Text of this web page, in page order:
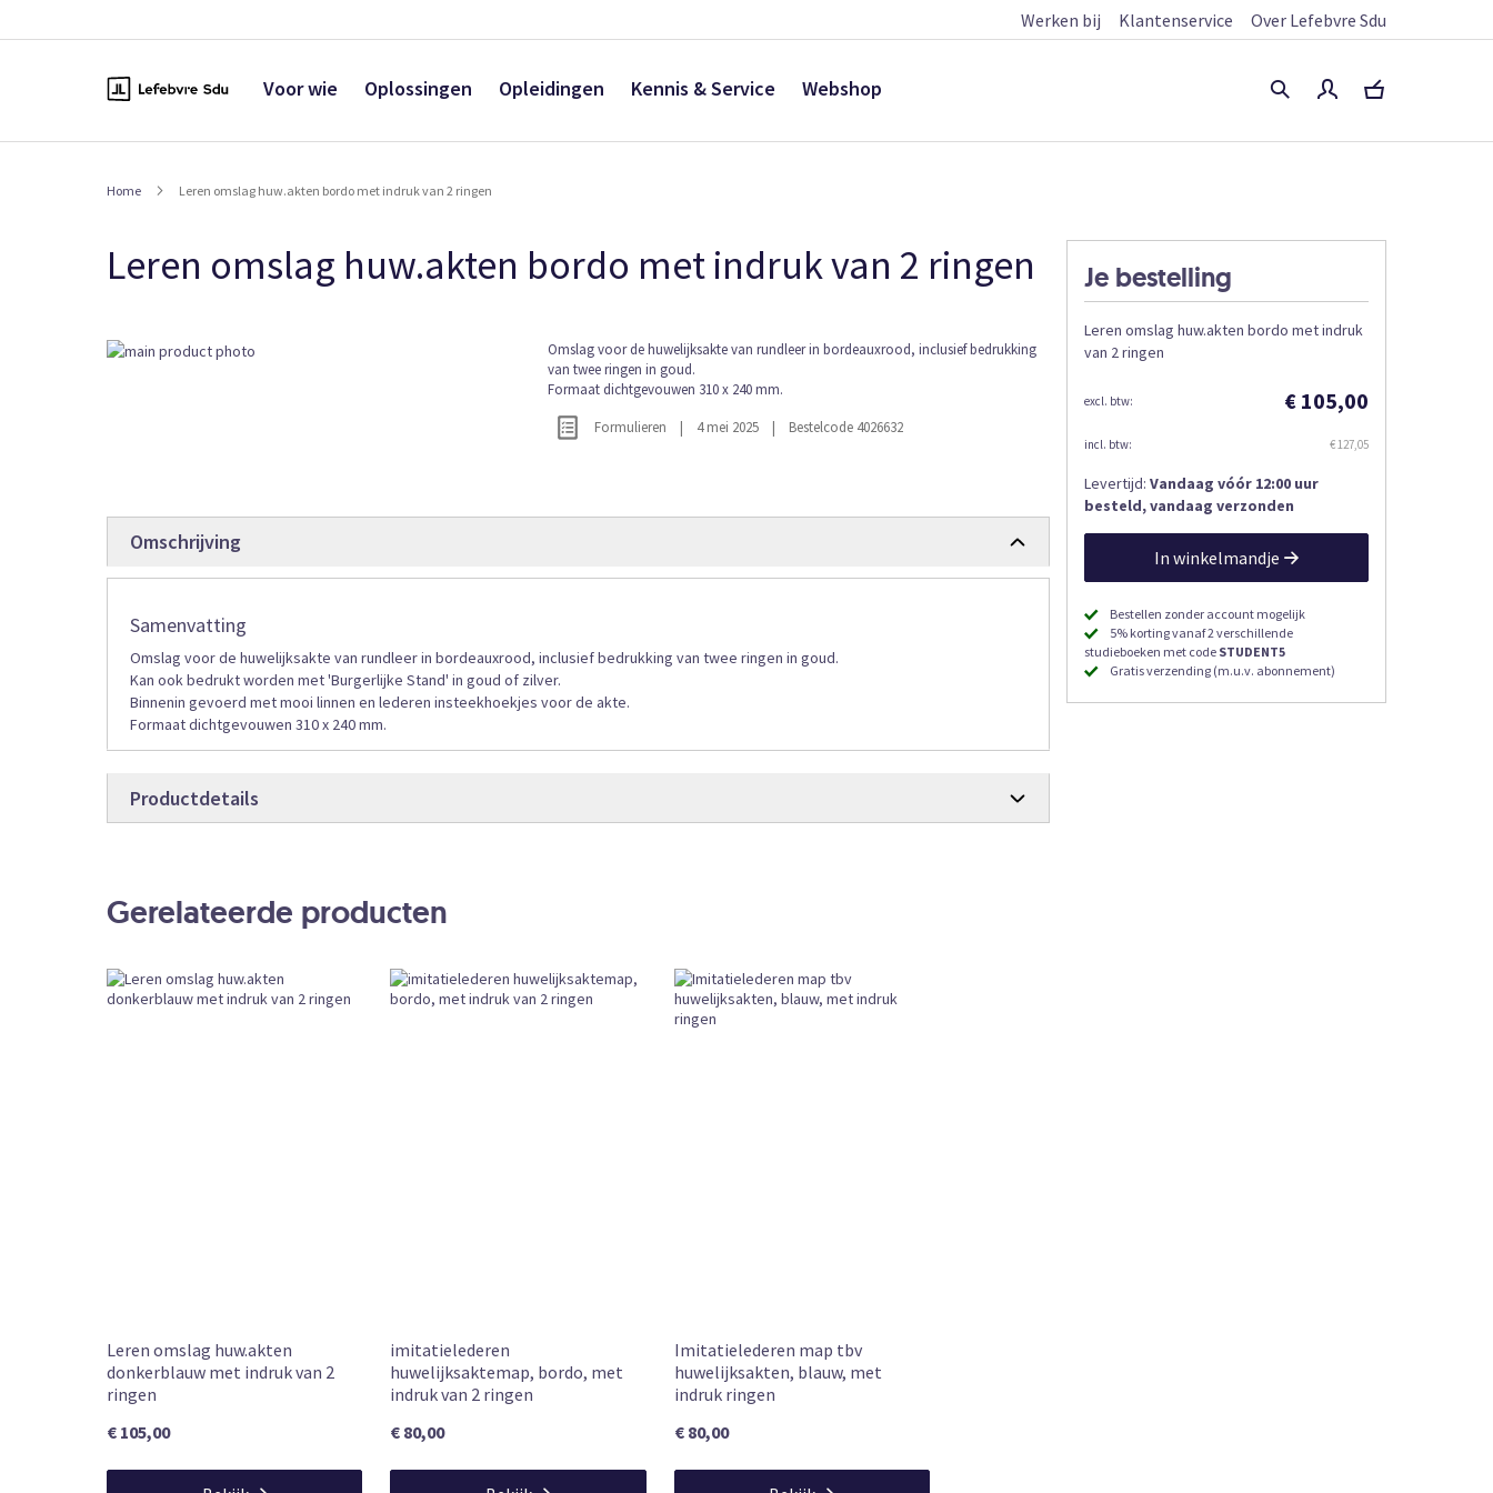
Werken bij Klantenservice Over Lefebvre Sdu
Voor wie Oplossingen Opleidingen Kennis & Service Webshop
Home Leren omslag huw.akten bordo met indruk van 2 ringen
Leren omslag huw.akten bordo met indruk van 2 ringen Je bestelling
Leren omslag huw.akten bordo met indruk
van 2 ringen
€ 105,00
€ 127,05
Levertijd: Vandaag vóór 12:00 uur
besteld, vandaag verzonden
In winkelmandje
Bestellen zonder account mogelijk
5% korting vanaf 2 verschillende
studieboeken met code STUDENT5
Gratis verzending (m.u.v. abonnement)
Ga
Formulieren | 4 mei 2025 | Bestelcode 4026632
Ga
naar
het
begin
Omslag voor de huwelijksakte van rundleer in bordeauxrood, inclusief bedrukking
van twee ringen in goud.
Formaat dichtgevouwen 310 x 240 mm.
Omschrijving
Samenvatting
Omslag voor de huwelijksakte van rundleer in bordeauxrood, inclusief bedrukking van twee ringen in goud.
Kan ook bedrukt worden met 'Burgerlijke Stand' in goud of zilver.
Binnenin gevoerd met mooi linnen en lederen insteekhoekjes voor de akte.
Formaat dichtgevouwen 310 x 240 mm.
Productdetails
Producttype Formulieren
Bestelvorm Losse Verkoop
Vandaag vóór 12:00 uur besteld, vandaag verzonden
Gerelateerde producten
Leren omslag huw.akten
donkerblauw met indruk van 2
ringen
€ 105,00
imitatielederen
huwelijksaktemap, bordo, met
indruk van 2 ringen
€ 80,00
Imitatielederen map tbv
huwelijksakten, blauw, met
indruk ringen
€ 80,00